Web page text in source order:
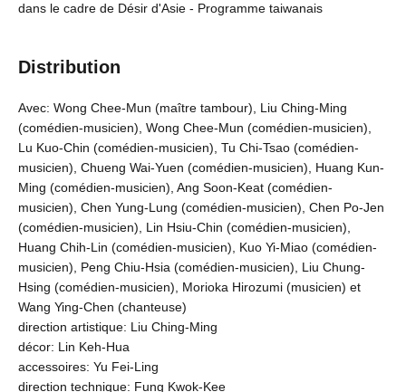
dans le cadre de Désir d'Asie - Programme taiwanais
Distribution
Avec: Wong Chee-Mun (maître tambour), Liu Ching-Ming
(comédien-musicien), Wong Chee-Mun (comédien-musicien),
Lu Kuo-Chin (comédien-musicien), Tu Chi-Tsao (comédien-
musicien), Chueng Wai-Yuen (comédien-musicien), Huang Kun-
Ming (comédien-musicien), Ang Soon-Keat (comédien-
musicien), Chen Yung-Lung (comédien-musicien), Chen Po-Jen
(comédien-musicien), Lin Hsiu-Chin (comédien-musicien),
Huang Chih-Lin (comédien-musicien), Kuo Yi-Miao (comédien-
musicien), Peng Chiu-Hsia (comédien-musicien), Liu Chung-
Hsing (comédien-musicien), Morioka Hirozumi (musicien) et
Wang Ying-Chen (chanteuse)
direction artistique: Liu Ching-Ming
décor: Lin Keh-Hua
accessoires: Yu Fei-Ling
direction technique: Fung Kwok-Kee